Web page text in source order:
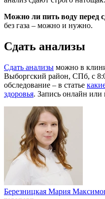
Можно ли пить воду перед
без газа – можно и нужно.
Сдать анализы
Сдать анализы можно в
Выборгский район, СПб, с
обследование – в статье
здоровья. Запись онлайн или
Березницкая Мария